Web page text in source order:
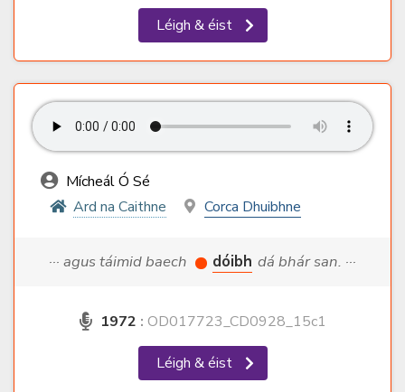
Léigh & éist
Mícheál Ó Sé
Ard na Caithne
Corca Dhuibhne
··· agus táimid baech dóibh dá bhár san. ···
1972 : OD017723_CD0928_15c1
Léigh & éist